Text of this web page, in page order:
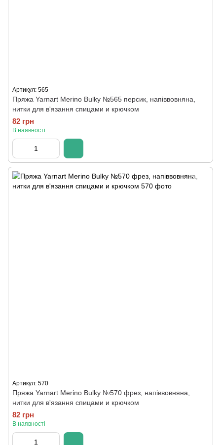
Артикул: 565
Пряжа Yarnart Merino Bulky №565 персик, напіввовняна,
нитки для в'язання спицами и крючком
82 грн
В наявності
Артикул: 570
Пряжа Yarnart Merino Bulky №570 фрез, напіввовняна,
нитки для в'язання спицами и крючком
82 грн
В наявності